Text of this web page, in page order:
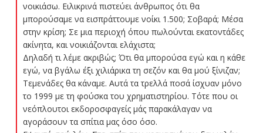
νοικιάσω. Ειλικρινά πιστεύει άνθρωπος ότι θα
μπορούσαμε να εισπράττουμε νοίκι 1.500; Σοβαρά; Μέσα
στην κρίση; Σε μια περιοχή όπου πωλούνται εκατοντάδες
ακίνητα, και νοικιάζονται ελάχιστα;
Δηλαδή τι λέμε ακριβώς; Ότι θα μπορούσα εγώ και η κάθε
εγώ, να βγάλω έξι χιλιάρικα τη σεζόν και θα μού ξίνιζαν;
Τεμενάδες θα κάναμε. Αυτά τα τρελλά ποσά ίσχυαν μόνο
το 1999 με τη φούσκα του χρηματιστηρίου. Τότε που οι
νεόπλουτοι εκδοροσφαγείς μάς παρακάλαγαν να
αγοράσουν τα σπίτια μας όσο όσο.